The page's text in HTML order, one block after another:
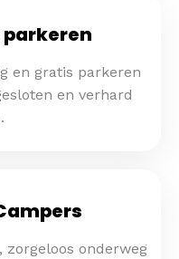
en gratis parkeren
en verhard
onderweg